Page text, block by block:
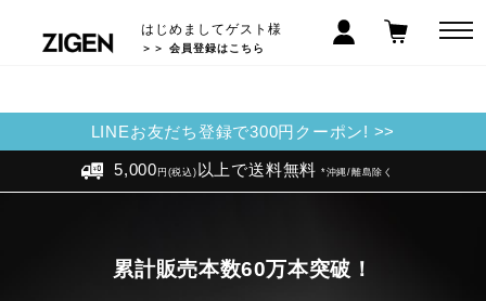
はじめましてゲスト様
＞＞ 会員登録はこちら
LINEお友だち登録で300円クーポン! >>
5,000 円(税込) 以上で送料無料 *沖縄/離島除く
累計販売本数60万本突破！